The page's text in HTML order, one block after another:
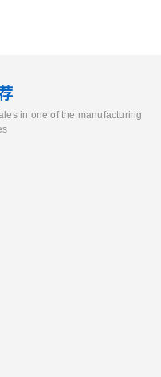
in one of the manufacturing